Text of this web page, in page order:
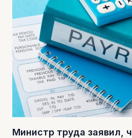
Министр труда заявил,